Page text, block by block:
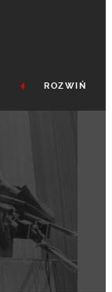
NSZZ
ROZWIŃ